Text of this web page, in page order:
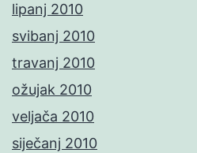
lipanj 2010
svibanj 2010
travanj 2010
ožujak 2010
veljača 2010
siječanj 2010